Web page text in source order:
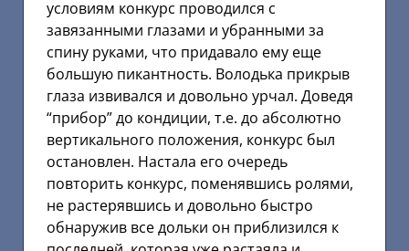
условиям конкурс проводился с
завязанными глазами и убранными за
спину руками, что придавало ему еще
большую пикантность. Володька прикрыв
глаза извивался и довольно урчал. Доведя
“прибор” до кондиции, т.е. до абсолютно
вертикального положения, конкурс был
остановлен. Настала его очередь
повторить конкурс, поменявшись ролями,
не растерявшись и довольно быстро
обнаружив все дольки он приблизился к